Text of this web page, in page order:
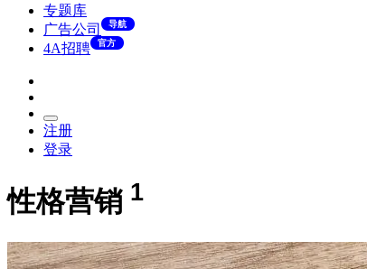
专题库
广告公司
导航
4A招聘 官方
注册
登录
性格营销 1